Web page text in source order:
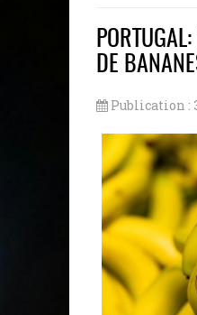
DE
Publication :